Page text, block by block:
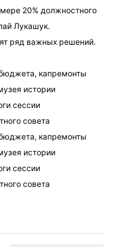
20% должностного
Лукашук.
ряд важных решений.